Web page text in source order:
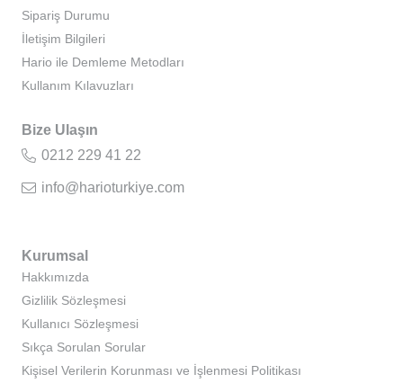
Sipariş Durumu
İletişim Bilgileri
Hario ile Demleme Metodları
Kullanım Kılavuzları
Bize Ulaşın
0212 229 41 22
info@harioturkiye.com
Kurumsal
Hakkımızda
Gizlilik Sözleşmesi
Kullanıcı Sözleşmesi
Sıkça Sorulan Sorular
Kişisel Verilerin Korunması ve İşlenmesi Politikası